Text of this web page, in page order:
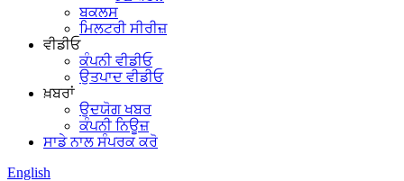
ਬਕਲਸ
ਮਿਲਟਰੀ ਸੀਰੀਜ਼
ਵੀਡੀਓ
ਕੰਪਨੀ ਵੀਡੀਓ
ਉਤਪਾਦ ਵੀਡੀਓ
ਖ਼ਬਰਾਂ
ਉਦਯੋਗ ਖਬਰ
ਕੰਪਨੀ ਨਿਊਜ਼
ਸਾਡੇ ਨਾਲ ਸੰਪਰਕ ਕਰੋ
English